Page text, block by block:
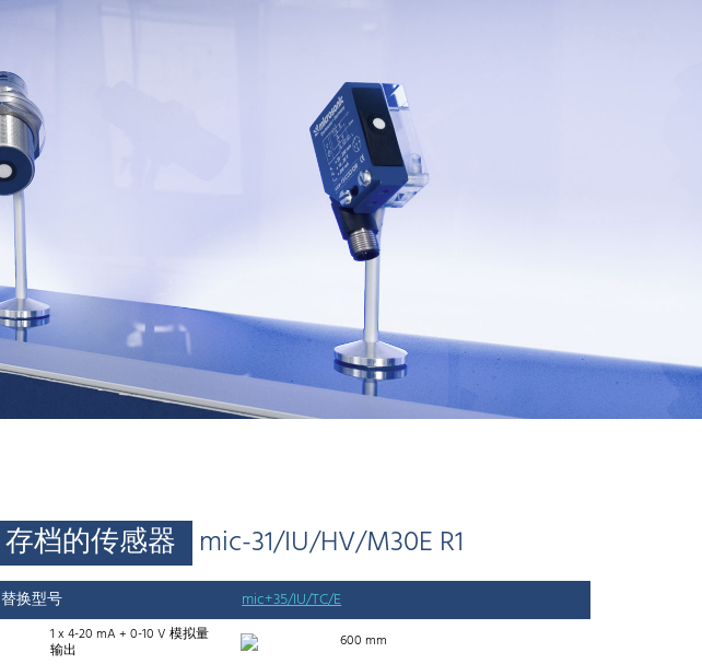
存档的传感器 mic-31/IU/HV/M30E R1
替换型号 mic+35/IU/TC/E
1 x 4-20 mA + 0-10 V 模拟量
输出 600 mm